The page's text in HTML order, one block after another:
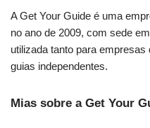
A Get Your Guide é uma
no ano de 2009, com sede
utilizada tanto para
guias independentes.
Mias sobre a Get Your